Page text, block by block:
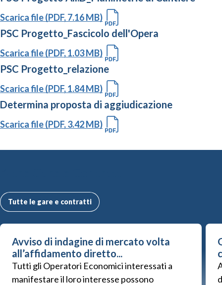
Scarica file (PDF, 7.16 MB)
PSC Progetto_Fascicolo dell'Opera
Scarica file (PDF, 1.03 MB)
PSC Progetto_relazione
Scarica file (PDF, 1.84 MB)
Determina proposta di aggiudicazione
Scarica file (PDF, 3.42 MB)
Tutte le gare e contratti
Avviso di indagine di mercato volta
all’affidamento diretto...
Tutti gli Operatori Economici interessati a
manifestare il loro interesse possono